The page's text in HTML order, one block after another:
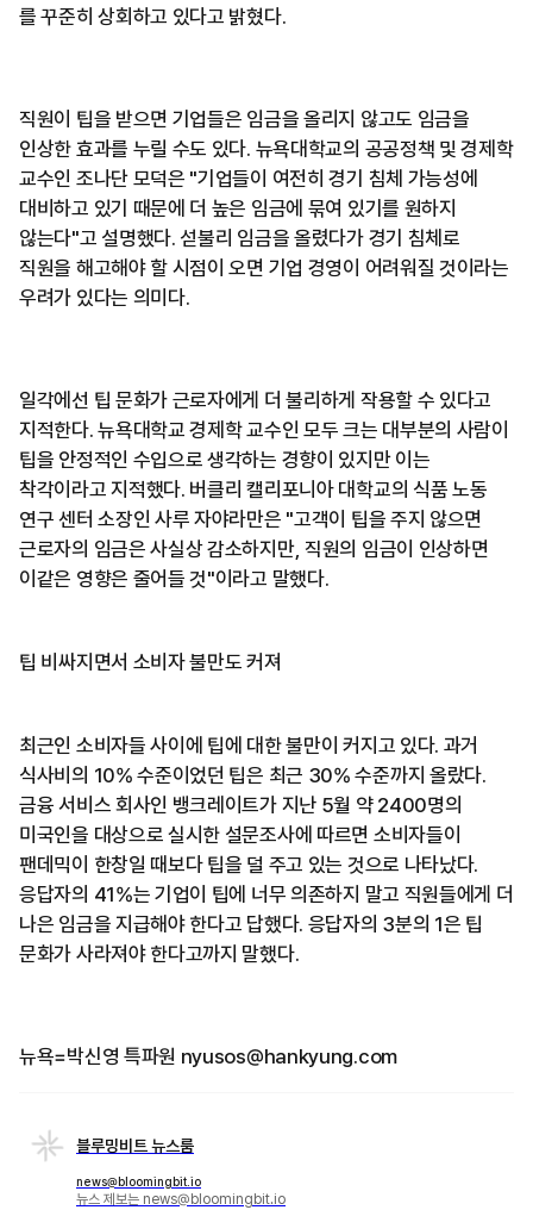
를 꾸준히 상회하고 있다고 밝혔다.
직원이 팁을 받으면 기업들은 임금을 올리지 않고도 임금을
인상한 효과를 누릴 수도 있다. 뉴욕대학교의 공공정책 및 경제학
교수인 조나단 모덕은 "기업들이 여전히 경기 침체 가능성에
대비하고 있기 때문에 더 높은 임금에 묶여 있기를 원하지
않는다"고 설명했다. 섣불리 임금을 올렸다가 경기 침체로
직원을 해고해야 할 시점이 오면 기업 경영이 어려워질 것이라는
우려가 있다는 의미다.
일각에선 팁 문화가 근로자에게 더 불리하게 작용할 수 있다고
지적한다. 뉴욕대학교 경제학 교수인 모두 크는 대부분의 사람이
팁을 안정적인 수입으로 생각하는 경향이 있지만 이는
착각이라고 지적했다. 버클리 캘리포니아 대학교의 식품 노동
연구 센터 소장인 사루 자야라만은 "고객이 팁을 주지 않으면
근로자의 임금은 사실상 감소하지만, 직원의 임금이 인상하면
이같은 영향은 줄어들 것"이라고 말했다.
팁 비싸지면서 소비자 불만도 커져
최근인 소비자들 사이에 팁에 대한 불만이 커지고 있다. 과거
식사비의 10% 수준이었던 팁은 최근 30% 수준까지 올랐다.
금융 서비스 회사인 뱅크레이트가 지난 5월 약 2400명의
미국인을 대상으로 실시한 설문조사에 따르면 소비자들이
팬데믹이 한창일 때보다 팁을 덜 주고 있는 것으로 나타났다.
응답자의 41%는 기업이 팁에 너무 의존하지 말고 직원들에게 더
나은 임금을 지급해야 한다고 답했다. 응답자의 3분의 1은 팁
문화가 사라져야 한다고까지 말했다.
뉴욕=박신영 특파원 nyusos@hankyung.com
블루밍비트 뉴스룸
news@bloomingbit.io
뉴스 제보는 news@bloomingbit.io